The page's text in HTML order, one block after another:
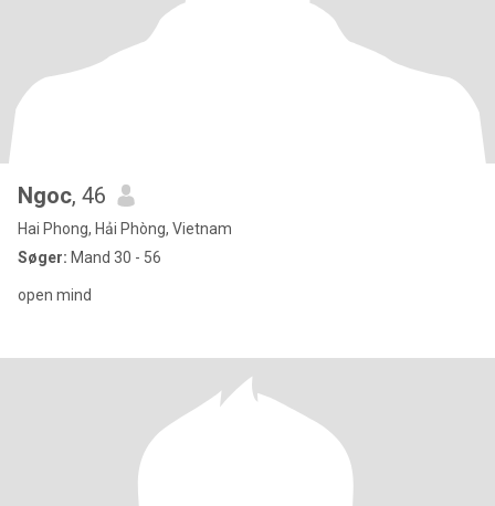
Ngoc, 46
Hai Phong, Hải Phòng, Vietnam
Søger: Mand 30 - 56
open mind